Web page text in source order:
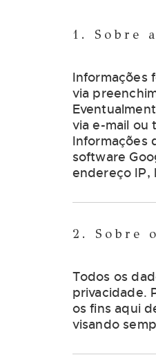
1. Sobre
Informações
via
via e-mail ou
Informações
software
endereço IP,
2. Sobre
Todos os
privacidade.
os fins aqui
visando